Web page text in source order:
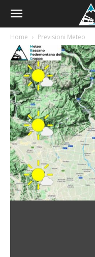
Home Previsioni Meteo